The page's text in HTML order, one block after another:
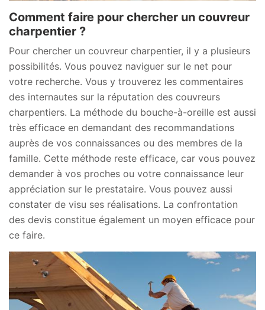
Comment faire pour chercher un couvreur
charpentier ?
Pour chercher un couvreur charpentier, il y a plusieurs
possibilités. Vous pouvez naviguer sur le net pour
votre recherche. Vous y trouverez les commentaires
des internautes sur la réputation des couvreurs
charpentiers. La méthode du bouche-à-oreille est aussi
très efficace en demandant des recommandations
auprès de vos connaissances ou des membres de la
famille. Cette méthode reste efficace, car vous pouvez
demander à vos proches ou votre connaissance leur
appréciation sur le prestataire. Vous pouvez aussi
constater de visu ses réalisations. La confrontation
des devis constitue également un moyen efficace pour
ce faire.